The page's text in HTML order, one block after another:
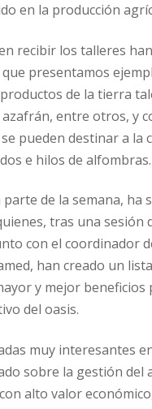
en la producción
recibir los talleres
presentamos
de la tierra
entre otros, y
pueden destinar a la
e hilos de alfombras.
parte de la semana, ha
tras una sesión
con el coordinador
han creado un
y mejor beneficios
del oasis.
muy interesantes
sobre la gestión del
alto valor